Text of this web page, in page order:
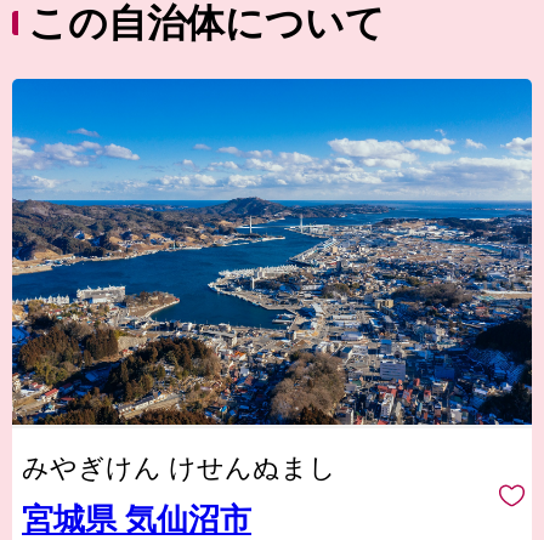
この自治体について
みやぎけん けせんぬまし
宮城県 気仙沼市